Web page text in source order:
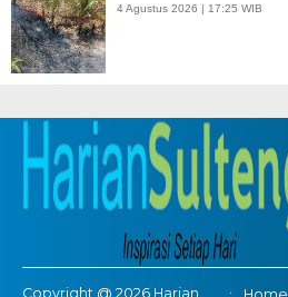
4 Agustus 2026 | 17:25 WIB
Copyright @ 2026 Harian